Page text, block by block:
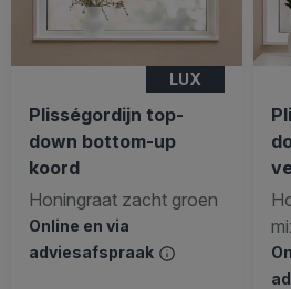
LUX
Plisségordijn top-
down bottom-up
koord
Honingraat zacht groen
Online en via
adviesafspraak